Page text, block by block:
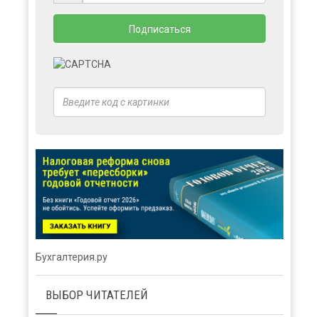
Бухгалтерия.ру
ВЫБОР ЧИТАТЕЛЕЙ